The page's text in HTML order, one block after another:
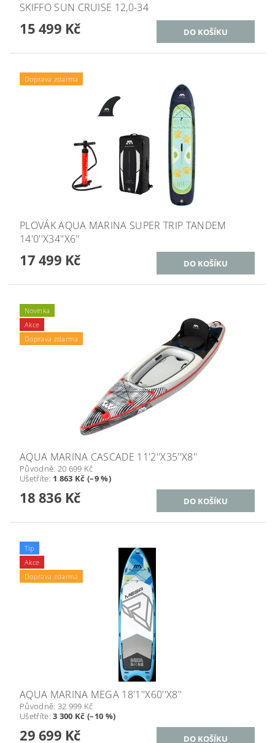
SKIFFO SUN CRUISE 12,0-34
15 499 Kč
Doprava zdarma
PLOVÁK AQUA MARINA SUPER TRIP TANDEM
14'0''X34''X6''
17 499 Kč
Novinka
Akce
Doprava zdarma
AQUA MARINA CASCADE 11'2''X35''X8''
Původně: 20 699 Kč
Ušetříte: 1 863 Kč (–9 %)
18 836 Kč
Tip
Akce
Doprava zdarma
AQUA MARINA MEGA 18'1''X60''X8''
Původně: 32 999 Kč
Ušetříte:3 300 Kč (–10 %)
29 699 Kč